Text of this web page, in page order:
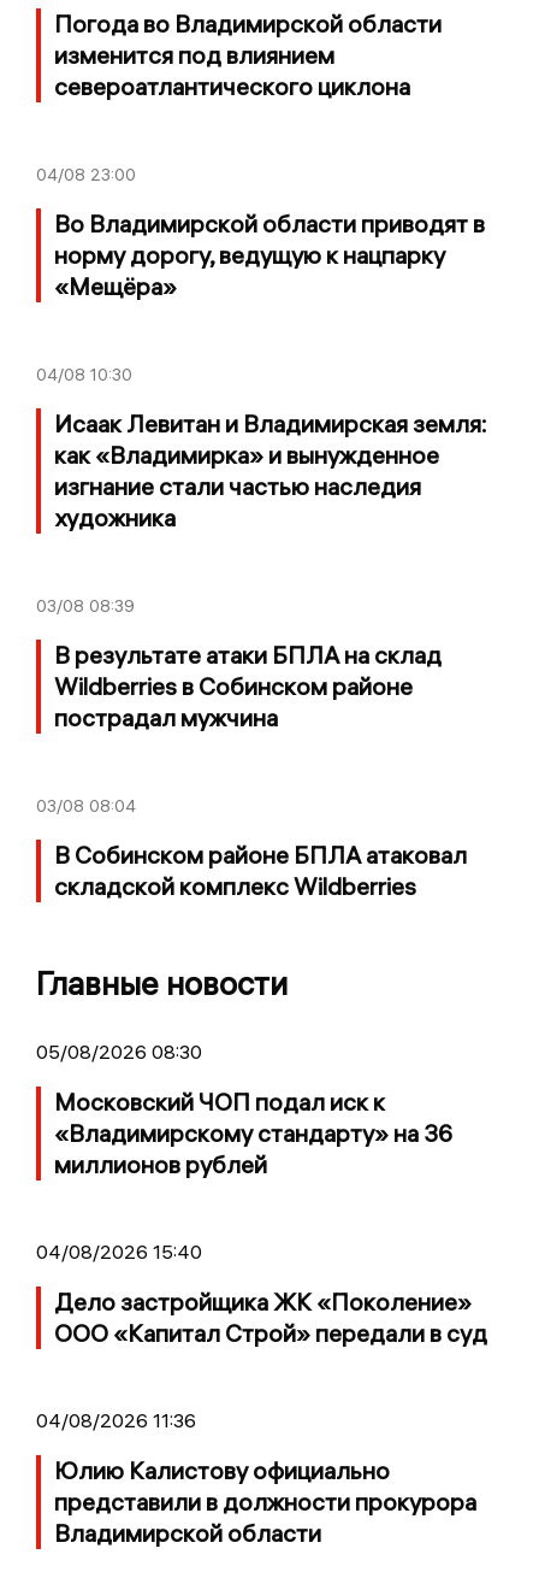
Погода во Владимирской области
изменится под влиянием
североатлантического циклона
04/08 23:00
Во Владимирской области приводят в
норму дорогу, ведущую к нацпарку
«Мещёра»
04/08 10:30
Исаак Левитан и Владимирская земля:
как «Владимирка» и вынужденное
изгнание стали частью наследия
художника
03/08 08:39
В результате атаки БПЛА на склад
Wildberries в Собинском районе
пострадал мужчина
03/08 08:04
В Собинском районе БПЛА атаковал
складской комплекс Wildberries
Главные новости
05/08/2026 08:30
Московский ЧОП подал иск к
«Владимирскому стандарту» на 36
миллионов рублей
04/08/2026 15:40
Дело застройщика ЖК «Поколение»
ООО «Капитал Строй» передали в суд
04/08/2026 11:36
Юлию Калистову официально
представили в должности прокурора
Владимирской области